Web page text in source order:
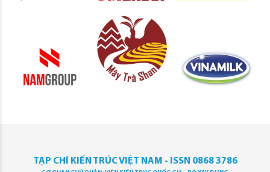
TẠP CHÍ KIẾN TRÚC VIỆT NAM - ISSN 0868 3786